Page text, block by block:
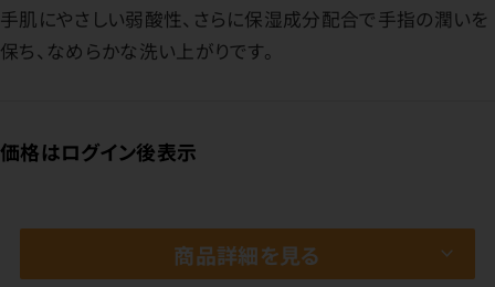
手肌にやさしい弱酸性、さらに保湿成分配合で手指の潤いを
保ち、なめらかな洗い上がりです。
価格はログイン後表示
商品詳細を見る